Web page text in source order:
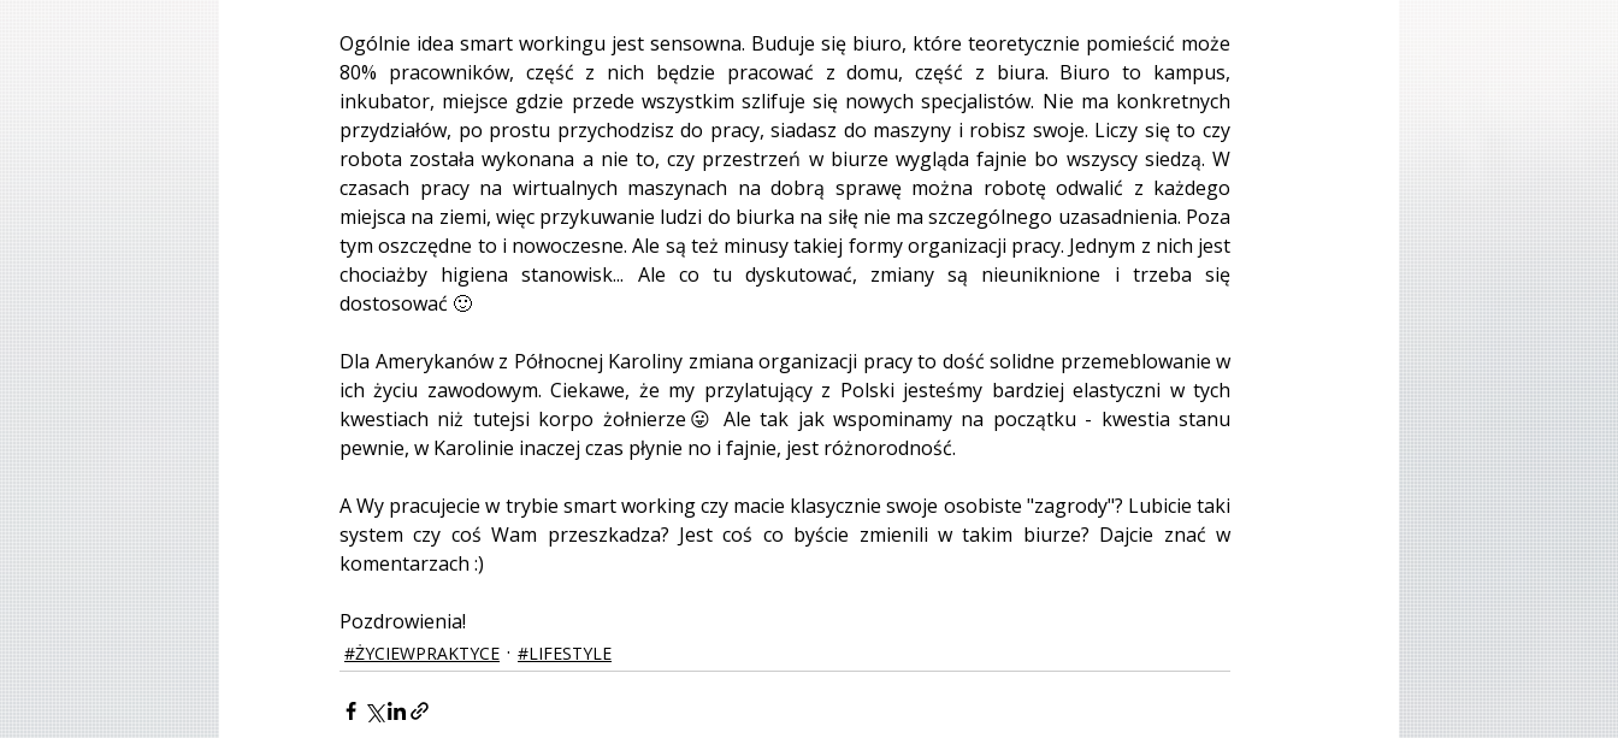
Ogólnie idea smart workingu jest sensowna. Buduje się biuro, które teoretycznie pomieścić może
80% pracowników, część z nich będzie pracować z domu, część z biura. Biuro to kampus,
inkubator, miejsce gdzie przede wszystkim szlifuje się nowych specjalistów. Nie ma konkretnych
przydziałów, po prostu przychodzisz do pracy, siadasz do maszyny i robisz swoje. Liczy się to czy
robota została wykonana a nie to, czy przestrzeń w biurze wygląda fajnie bo wszyscy siedzą. W
czasach pracy na wirtualnych maszynach na dobrą sprawę można robotę odwalić z każdego
miejsca na ziemi, więc przykuwanie ludzi do biurka na siłę nie ma szczególnego uzasadnienia. Poza
tym oszczędne to i nowoczesne. Ale są też minusy takiej formy organizacji pracy. Jednym z nich jest
chociażby higiena stanowisk... Ale co tu dyskutować, zmiany są nieuniknione i trzeba się
dostosować 🙂
Dla Amerykanów z Północnej Karoliny zmiana organizacji pracy to dość solidne przemeblowanie w
ich życiu zawodowym. Ciekawe, że my przylatujący z Polski jesteśmy bardziej elastyczni w tych
kwestiach niż tutejsi korpo żołnierze😛 Ale tak jak wspominamy na początku - kwestia stanu
pewnie, w Karolinie inaczej czas płynie no i fajnie, jest różnorodność.
A Wy pracujecie w trybie smart working czy macie klasycznie swoje osobiste "zagrody"? Lubicie taki
system czy coś Wam przeszkadza? Jest coś co byście zmienili w takim biurze? Dajcie znać w
komentarzach :)
Pozdrowienia!
#ŻYCIEWPRAKTYCE #LIFESTYLE